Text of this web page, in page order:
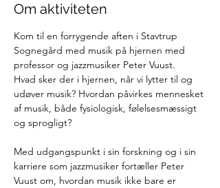
Om aktiviteten
Kom til en forrygende aften i Stavtrup
Sognegård med musik på hjernen med
professor og jazzmusiker Peter Vuust.
Hvad sker der i hjernen, når vi lytter til og
udøver musik? Hvordan påvirkes mennesket
af musik, både fysiologisk, følelsesmæssigt
og sprogligt?
Med udgangspunkt i sin forskning og i sin
karriere som jazzmusiker fortæller Peter
Vuust om, hvordan musik ikke bare er